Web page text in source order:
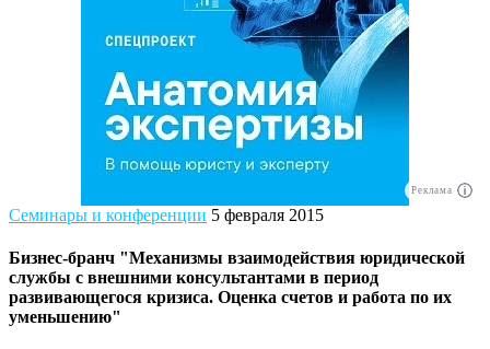
Реклама
Семинары и конференции 5 февраля 2015
Бизнес-бранч "Механизмы взаимодействия юридической
службы с внешними консультантами в период
развивающегося кризиса. Оценка счетов и работа по их
уменьшению"